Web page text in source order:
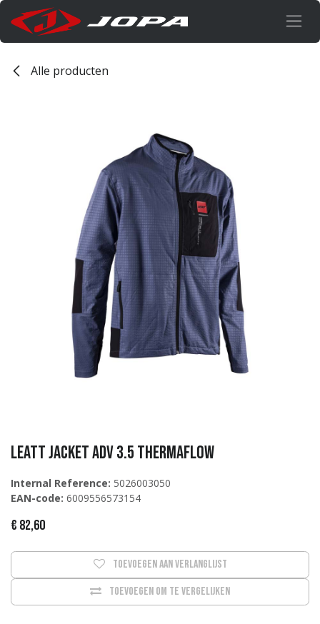
Overslaan naar inhoud
Alle producten
Leatt Jacket ADV 3.5 ThermaFlow
Internal Reference: 5026003050
EAN-code: 6009556573154
€ 82,60
Toevoegen om te vergelijken
Toevoegen aan verlanglijst